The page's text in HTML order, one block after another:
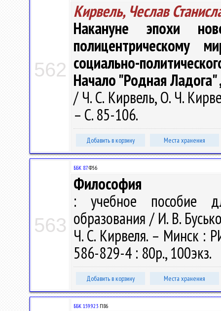
562
Кирвель, Чеслав
Накануне эпохи
полицентрическому
социально-
Начало "Родная
/ Ч. С. Кирвель, О. Ч.
– С. 85-106.
Добавить в корзину Места хранения
563
ББК 87.Ф56
Философия
: учебное пособие
образования / И. В.
Ч. С. Кирвеля. – Минск :
586-829-4 : 80р., 100экз.
Добавить в корзину Места хранения
ББК 159.923 П86